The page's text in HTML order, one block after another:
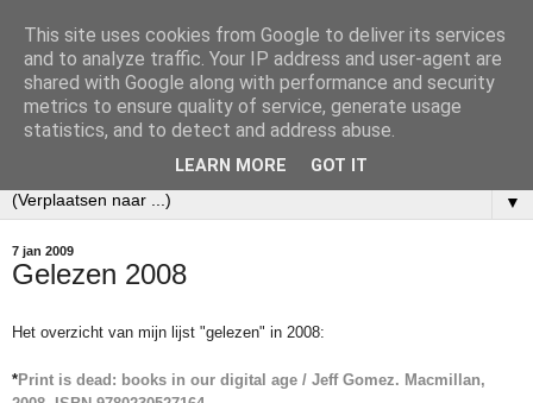
Ecobibl
Weblog over mijn werk als informatiespecialist bij het
Nederlands Instituut voor Ecologie (NIOO-KNAW).
▼
7 jan 2009
Gelezen 2008
Het overzicht van mijn lijst "gelezen" in 2008:
*Print is dead: books in our digital age / Jeff Gomez. Macmillan,
This site uses cookies from Google to deliver its services
and to analyze traffic. Your IP address and user-agent are
shared with Google along with performance and security
metrics to ensure quality of service, generate usage
statistics, and to detect and address abuse.
LEARN MORE GOT IT